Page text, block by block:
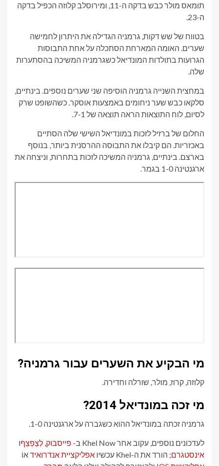
תומאס מולר כבש בדקה ה-11, ומירוסלב קלוזה הכפיל בדקה
ה-23.
בטווח של שש דקות, גרמניה הגדילה את היתרון לחמישה
שערים. האומה המארחת הסתכלה על אחת התבוסות
הגרועות בתולדות המונדיאל כשגרמניה המשיכה בהסתערות
שלה.
במחצית השנייה גרמניה הוסיפה שני שערים נוספים. בינתיים,
סלקאו כבש שער ניחומים באמצעות אוסקר. כשהשופט שרק
לסיום, לוח התוצאות הראה תוצאה של 7-1.
החלום של ברזיל לזכות במונדיאל השישי שלה הסתיים
באכזריות. הם קיבלו את התבוסה ההרסנית ביותר, בנוסף
בארצם. בינתיים, גרמניה המשיכה לזכות בתחרות, וניצחה את
ארגנטינה 1-0 בגמר.
מי הבקיע את השערים עבור גרמניה?
קלוזה, קרוז, מולר, שורלה וחדירה.
מי זכה במונדיאל 2014?
גרמניה זכתה במונדיאל ההוא כשגברה על ארגנטינה 1-0.
לעדכונים נוספים, עקוב אחר Khel Now ב- פייסבוק, לְצַפְצֵףו
אינסטגרם; הורד את ה-Khel עכשיו אפליקציית אנדרואידאוֹ